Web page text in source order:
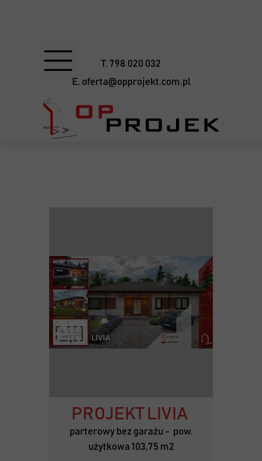
E. oferta@opprojekt.com.pl
T. 798 020 032
PROJEKT LIVIA
parterowy bez garażu - pow.
użytkowa 103,75 m2